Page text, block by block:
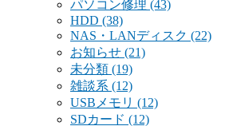
パソコン修理 (43)
HDD (38)
NAS・LANディスク (22)
お知らせ (21)
未分類 (19)
雑談系 (12)
USBメモリ (12)
SDカード (12)